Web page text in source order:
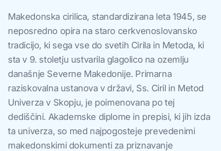
Makedonska cirilica, standardizirana leta 1945, se
neposredno opira na staro cerkvenoslovansko
tradicijo, ki sega vse do svetih Cirila in Metoda, ki
sta v 9. stoletju ustvarila glagolico na ozemlju
današnje Severne Makedonije. Primarna
raziskovalna ustanova v državi, Ss. Ciril in Metod
Univerza v Skopju, je poimenovana po tej
dediščini. Akademske diplome in prepisi, ki jih izda
ta univerza, so med najpogosteje prevedenimi
makedonskimi dokumenti za priznavanje